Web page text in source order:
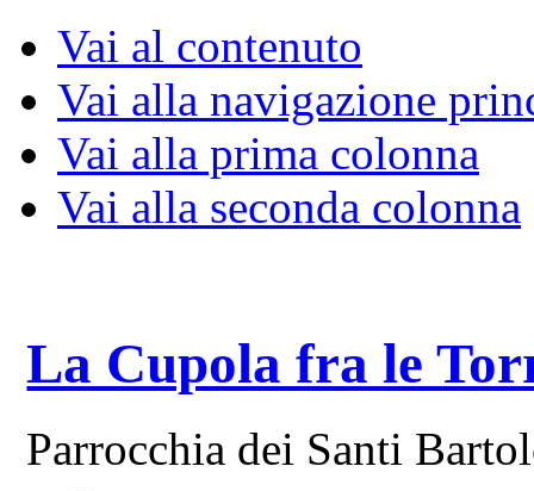
Vai al contenuto
Vai alla navigazione
Vai alla prima colonna
Vai alla seconda colonna
La Cupola fra le
Parrocchia dei Santi